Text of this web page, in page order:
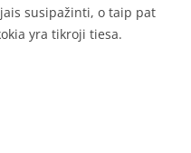
susipažinti, o taip pat
yra tikroji tiesa.